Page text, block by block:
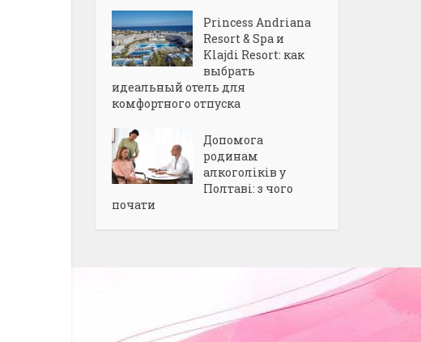
Princess Andriana
Resort & Spa и
Klajdi Resort: как
выбрать
идеальный отель для
комфортного отпуска
Допомога
родинам
алкоголіків у
Полтаві: з чого
почати